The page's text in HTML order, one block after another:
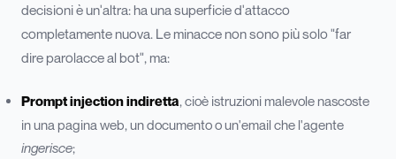
decisioni è un'altra: ha una superficie d'attacco
completamente nuova. Le minacce non sono più solo "far
dire parolacce al bot", ma:
Prompt injection indiretta, cioè istruzioni malevole nascoste
in una pagina web, un documento o un'email che l'agente
ingerisce;